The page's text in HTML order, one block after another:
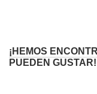
¡HEMOS
PUEDEN GUSTAR!